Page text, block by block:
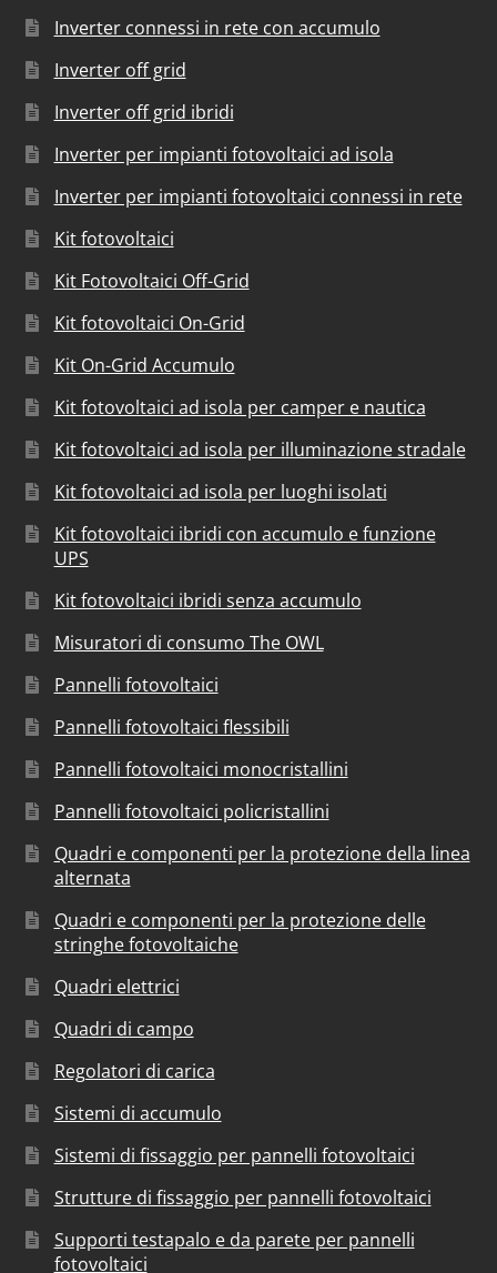
Inverter connessi in rete con accumulo
Inverter off grid
Inverter off grid ibridi
Inverter per impianti fotovoltaici ad isola
Inverter per impianti fotovoltaici connessi in rete
Kit fotovoltaici
Kit Fotovoltaici Off-Grid
Kit fotovoltaici On-Grid
Kit On-Grid Accumulo
Kit fotovoltaici ad isola per camper e nautica
Kit fotovoltaici ad isola per illuminazione stradale
Kit fotovoltaici ad isola per luoghi isolati
Kit fotovoltaici ibridi con accumulo e funzione
UPS
Kit fotovoltaici ibridi senza accumulo
Misuratori di consumo The OWL
Pannelli fotovoltaici
Pannelli fotovoltaici flessibili
Pannelli fotovoltaici monocristallini
Pannelli fotovoltaici policristallini
Quadri e componenti per la protezione della linea
alternata
Quadri e componenti per la protezione delle
stringhe fotovoltaiche
Quadri elettrici
Quadri di campo
Regolatori di carica
Sistemi di accumulo
Sistemi di fissaggio per pannelli fotovoltaici
Strutture di fissaggio per pannelli fotovoltaici
Supporti testapalo e da parete per pannelli
fotovoltaici